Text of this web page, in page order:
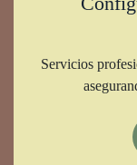
Servicios